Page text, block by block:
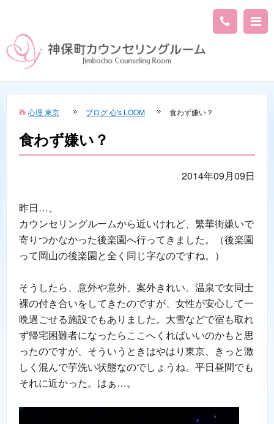
心理 東京 ブログ 心's LOOM 食わず嫌い？
食わず嫌い？
2014年09月09日
昨日…、
カウンセリングルームから近いけれど、繁華街嫌いで
寄りつかなかった後楽園へ行ってきました。（後楽園
って岡山の後楽園と全く同じ字なのですね。）
そうしたら、意外や意外、案外きれい。温泉で女同士
裸の付き合いをしてきたのですが、女性が安心して一
晩過ごせる施設でもありました。大雪などで宿も取れ
ず帰宅困難者になったらここへくればいいのかもと思
ったのですが、そういうときはやはり東京、きっと激
しく混んで芋洗い状態なのでしょうね。平日昼間でも
それに近かった。はぁ…。